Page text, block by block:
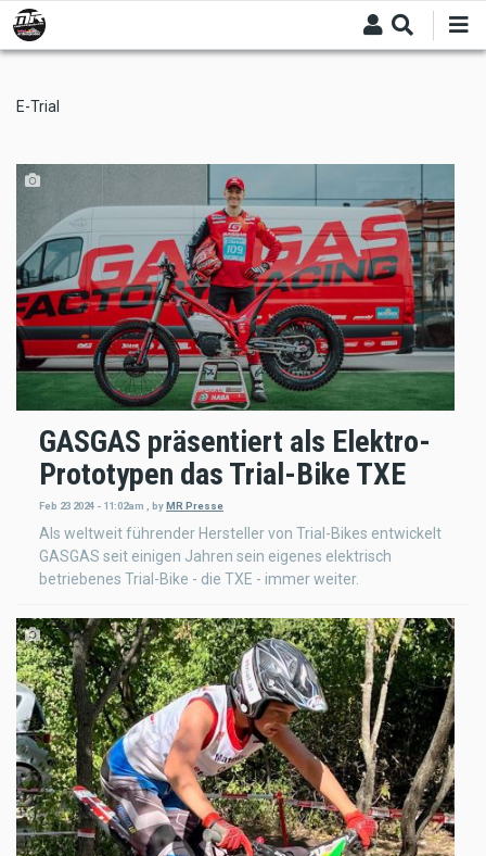
Skip
to
main
E-Trial
GASGAS präsentiert als Elektro-
Prototypen das Trial-Bike TXE
Feb 23 2024 - 11:02am , by MR Presse
Als weltweit führender Hersteller von Trial-Bikes entwickelt
GASGAS seit einigen Jahren sein eigenes elektrisch
betriebenes Trial-Bike - die TXE - immer weiter.